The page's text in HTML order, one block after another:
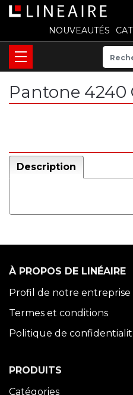
NOUVEAUTÉS
Pantone 4240
Description
À PROPOS DE LINÉAIRE
Profil de notre entreprise
Termes et conditions
Politique de
PRODUITS
Catégories